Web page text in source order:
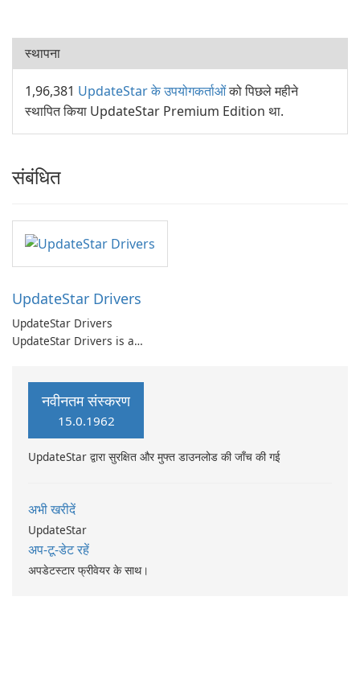
स्थापना
1,96,381 UpdateStar के उपयोगकर्ताओंको पिछले महीने
स्थापित किया UpdateStar Premium Edition था.
संबंधित
UpdateStar Drivers
UpdateStar Drivers
UpdateStar Drivers is a
download, installation, and
नवीनतम संस्करण
15.0.1962
UpdateStar द्वारा सुरक्षित और मुफ्त डाउनलोड की जाँच की गई
अभी खरीदें
UpdateStar
अप-टू-डेट रहें
अपडेटस्टार फ्रीवेयर के साथ।